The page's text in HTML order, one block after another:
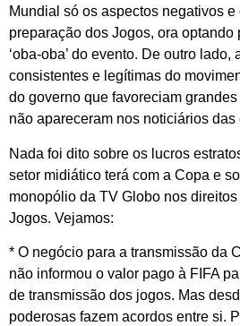
Mundial só os aspectos negativos
preparação dos Jogos, ora optando
‘oba-oba’ do evento. De outro lado,
consistentes e legítimas do
do governo que favoreciam
não apareceram nos noticiários das
Nada foi dito sobre os lucros
setor midiático terá com a Copa e
monopólio da TV Globo nos
Jogos. Vejamos:
* O negócio para a transmissão da
não informou o valor pago à FIFA
de transmissão dos jogos. Mas
poderosas fazem acordos entre si.